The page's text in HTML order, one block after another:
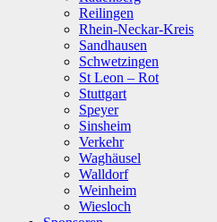
Reilingen
Rhein-Neckar-Kreis
Sandhausen
Schwetzingen
St Leon – Rot
Stuttgart
Speyer
Sinsheim
Verkehr
Waghäusel
Walldorf
Weinheim
Wiesloch